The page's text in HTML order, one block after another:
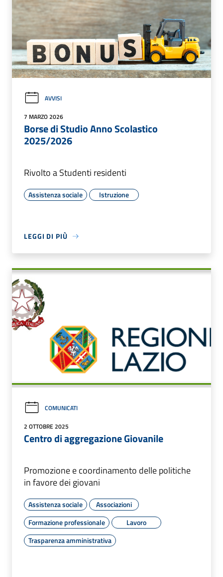
AVVISI
7 MARZO 2026
Borse di Studio Anno Scolastico
2025/2026
Rivolto a Studenti residenti
Assistenza sociale Istruzione
LEGGI DI PIÙ
COMUNICATI
2 OTTOBRE 2025
Centro di aggregazione Giovanile
Promozione e coordinamento delle politiche
in favore dei giovani
Assistenza sociale
Associazioni
Formazione professionale
Lavoro
Trasparenza amministrativa